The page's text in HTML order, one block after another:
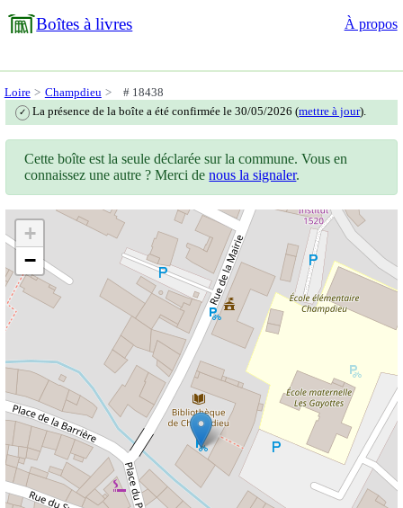
Boîtes à livres À propos
Loire Champdieu # 18438
✓ La présence de la boîte a été confirmée le 30/05/2026 (mettre à jour).
Cette boîte est la seule déclarée sur la commune. Vous en
connaissez une autre ? Merci denous la signaler.
+
−